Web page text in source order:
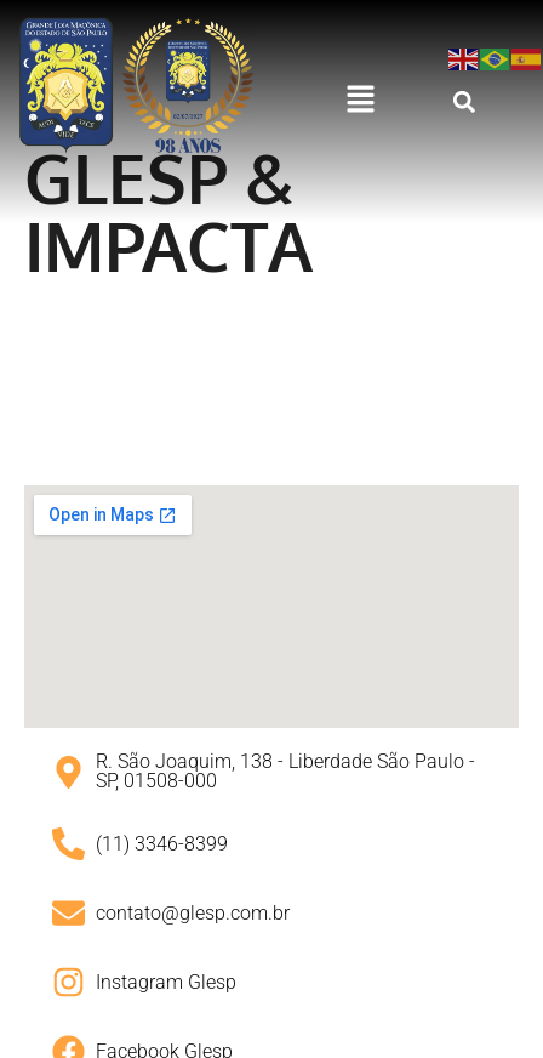
GLESP &
IMPACTA
R. São Joaquim, 138 - Liberdade São Paulo -
SP, 01508-000
(11) 3346-8399
contato@glesp.com.br
Instagram Glesp
Facebook Glesp